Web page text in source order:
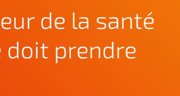
de la santé
doit prendre